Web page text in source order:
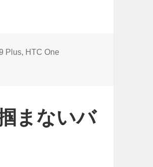
Plus, HTC One
まないバ